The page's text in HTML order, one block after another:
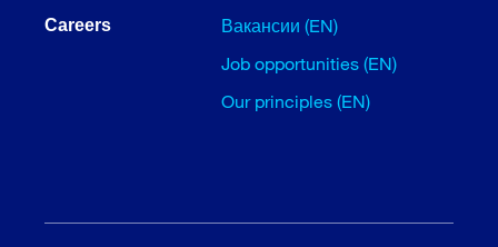
Careers
Вакансии (EN)
Job opportunities (EN)
Our principles (EN)